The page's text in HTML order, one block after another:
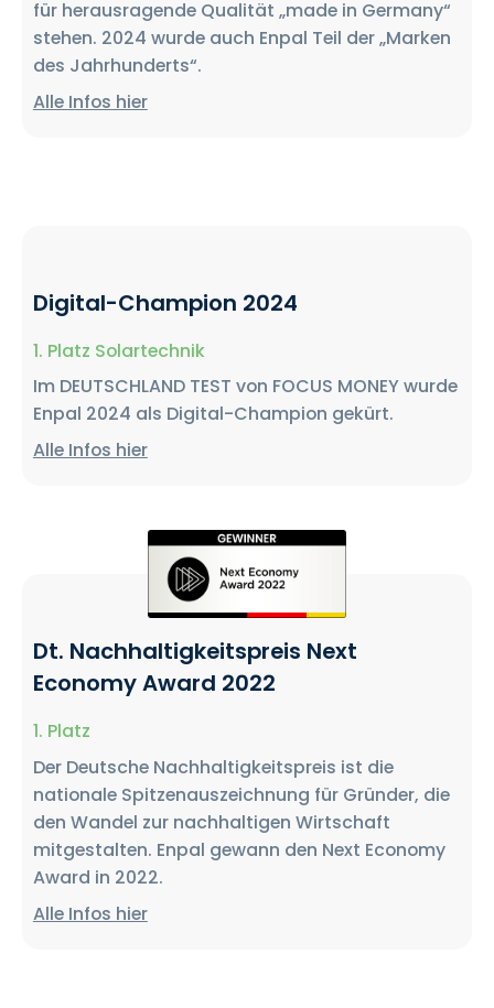
für herausragende Qualität „made in Germany“
stehen. 2024 wurde auch Enpal Teil der „Marken
des Jahrhunderts“.
Alle Infos hier
Digital-Champion 2024
1. Platz Solartechnik
Im DEUTSCHLAND TEST von FOCUS MONEY wurde
Enpal 2024 als Digital-Champion gekürt.
Alle Infos hier
Dt. Nachhaltigkeitspreis Next
Economy Award 2022
1. Platz
Der Deutsche Nachhaltigkeitspreis ist die
nationale Spitzenauszeichnung für Gründer, die
den Wandel zur nachhaltigen Wirtschaft
mitgestalten. Enpal gewann den Next Economy
Award in 2022.
Alle Infos hier